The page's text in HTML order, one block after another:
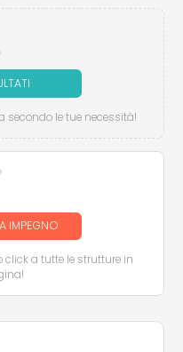
secondo le tue necessità!
IMPEGNO
click a tutte le strutture in